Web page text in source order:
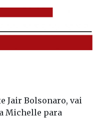
Jair Bolsonaro, vai
Michelle para